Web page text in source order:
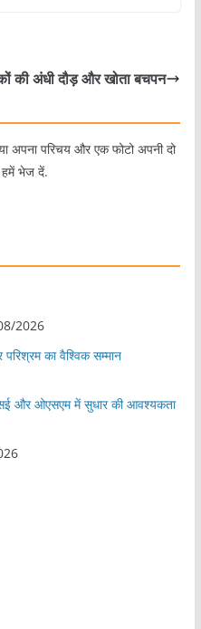
की अंधी दौड़ और खोता बचपन
अपना परिचय और एक फोटो अपनी दो
हमें भेज दें.
2026
का वैश्विक सम्मान
और ओएसएम में सुधार की आवश्यकता